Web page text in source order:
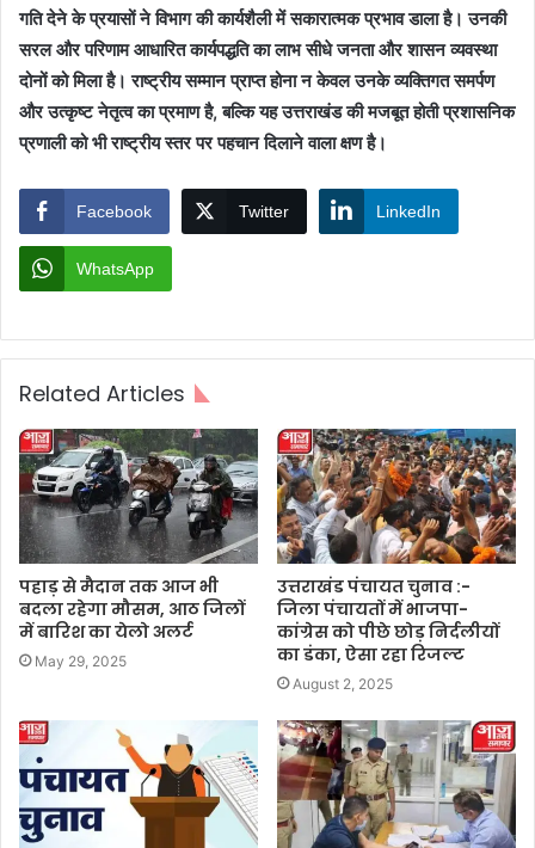
गति देने के प्रयासों ने विभाग की कार्यशैली में सकारात्मक प्रभाव डाला है। उनकी
सरल और परिणाम आधारित कार्यपद्धति का लाभ सीधे जनता और शासन व्यवस्था
दोनों को मिला है। राष्ट्रीय सम्मान प्राप्त होना न केवल उनके व्यक्तिगत समर्पण
और उत्कृष्ट नेतृत्व का प्रमाण है, बल्कि यह उत्तराखंड की मजबूत होती प्रशासनिक
प्रणाली को भी राष्ट्रीय स्तर पर पहचान दिलाने वाला क्षण है।
Facebook Twitter LinkedIn
WhatsApp
Related Articles
पहाड़ से मैदान तक आज भी
बदला रहेगा मौसम, आठ जिलों
में बारिश का येलो अलर्ट
May 29, 2025
उत्तराखंड पंचायत चुनाव :-
जिला पंचायतों में भाजपा-
कांग्रेस को पीछे छोड़ निर्दलीयों
का डंका, ऐसा रहा रिजल्ट
August 2, 2025